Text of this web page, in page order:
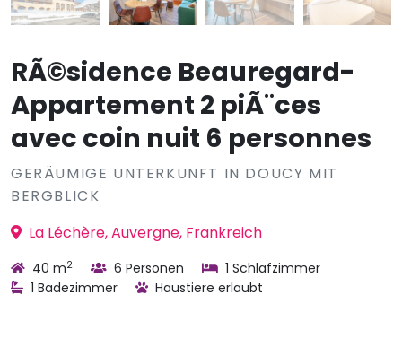
RÃ©sidence Beauregard-
Appartement 2 piÃ¨ces
avec coin nuit 6 personnes
GERÄUMIGE UNTERKUNFT IN DOUCY MIT
BERGBLICK
La Léchère, Auvergne, Frankreich
40 m2 6 Personen
1 Schlafzimmer
1 Badezimmer
Haustiere erlaubt